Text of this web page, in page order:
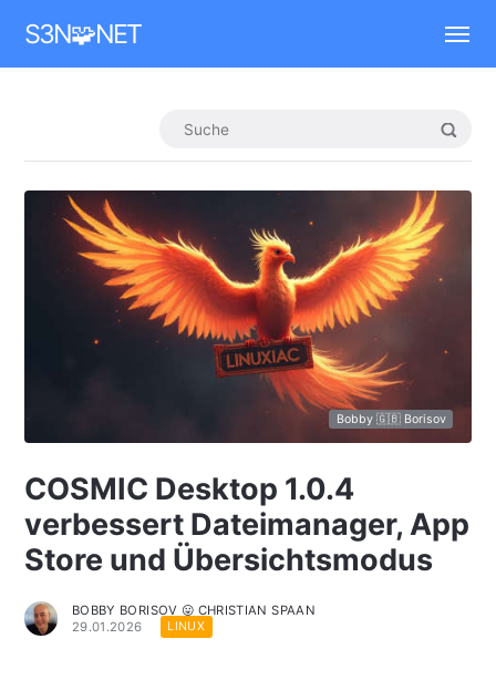
S3N🧩NET
Bobby 🇬🇧 Borisov
COSMIC Desktop 1.0.4
verbessert Dateimanager, App
Store und Übersichtsmodus
BOBBY BORISOV 😛 CHRISTIAN SPAAN
29.01.2026
LINUX